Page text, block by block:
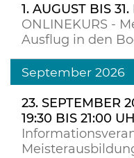
1. AUGUST BIS
ONLINEKURS -
Ausflug in den
September 2026
23. SEPTEMBER
19:30 BIS 21:00